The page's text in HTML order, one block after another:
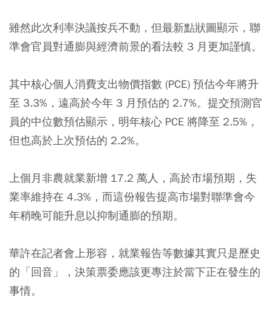
雖然此次利率決議按兵不動，但最新點狀圖顯示，聯
準會官員對通膨與經濟前景的看法較 3 月更加謹慎。
其中核心個人消費支出物價指數 (PCE) 預估今年將升
至 3.3%，遠高於今年 3 月預估的 2.7%。提交預測官
員的中位數預估顯示，明年核心 PCE 將降至 2.5%，
但也高於上次預估的 2.2%。
上個月非農就業新增 17.2 萬人，高於市場預期，失
業率維持在 4.3%，而這份報告提高市場對聯準會今
年稍晚可能升息以抑制通膨的預期。
華許在記者會上形容，就業報告等數據其實只是歷史
的「回音」，決策票委應該更專注於當下正在發生的
事情。